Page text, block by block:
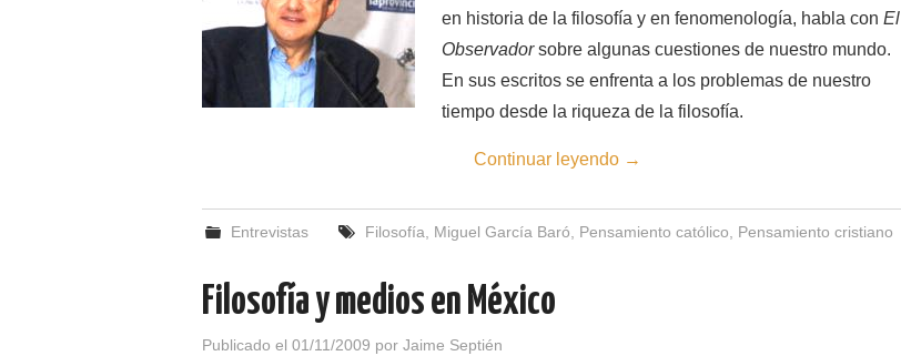
en historia de la filosofía y en fenomenología, habla con El
Observadorsobre algunas cuestiones de nuestro mundo.
En sus escritos se enfrenta a los problemas de nuestro
tiempo desde la riqueza de la filosofía.
Continuar leyendo →
Entrevistas Filosofía Miguel García Baró Pensamiento católico Pensamiento cristiano
Filosofía y medios en México
Publicado el 01/11/2009 por Jaime Septién